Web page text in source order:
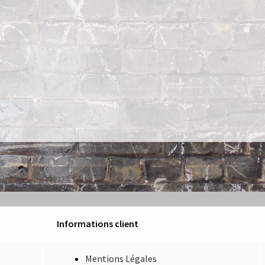
Informations client
Mentions Légales